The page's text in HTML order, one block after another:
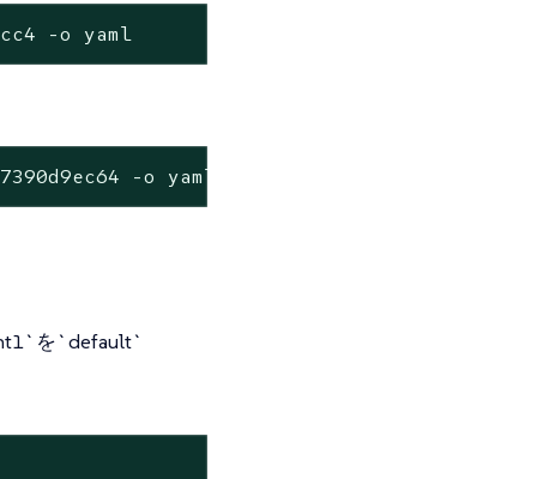
-o yaml
-o yaml
を`default`